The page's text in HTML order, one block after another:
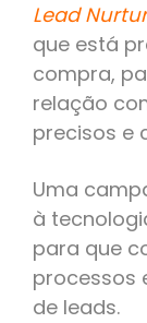
Lead
que está
compra,
relação
precisos e
Uma
à
para que
processos
de leads.